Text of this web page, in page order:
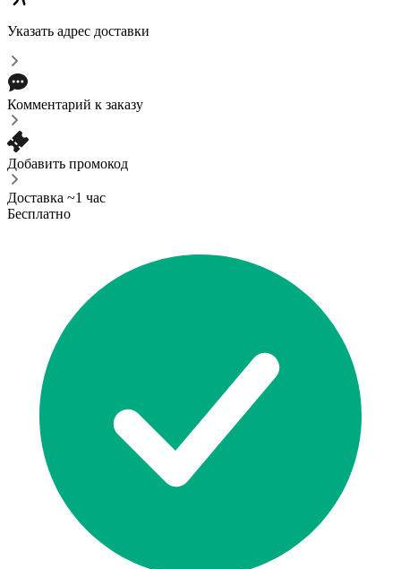
Указать адрес доставки
Комментарий к заказу
Добавить промокод
Доставка ~1 час
Бесплатно